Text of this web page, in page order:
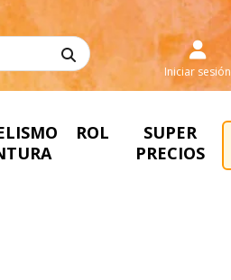
Iniciar sesión
ROL
SUPER
PRECIOS